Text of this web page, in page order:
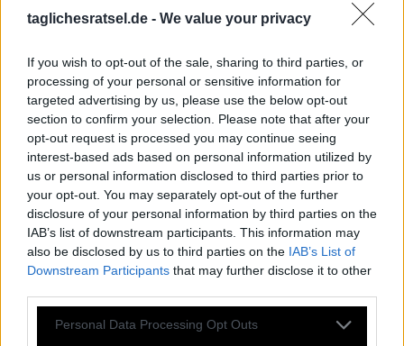
taglichesratsel.de - We value your privacy
If you wish to opt-out of the sale, sharing to third parties, or
processing of your personal or sensitive information for
targeted advertising by us, please use the below opt-out
section to confirm your selection. Please note that after your
opt-out request is processed you may continue seeing
interest-based ads based on personal information utilized by
us or personal information disclosed to third parties prior to
your opt-out. You may separately opt-out of the further
disclosure of your personal information by third parties on the
IAB’s list of downstream participants. This information may
also be disclosed by us to third parties on the IAB’s List of
Downstream Participants that may further disclose it to other
Personal Data Processing Opt Outs
S
O A
P
E
L F T
E
S
C A
R
A
T U
E
G
O B I
Name einer der größten Wüstenregionen der Welt
G
O B
I
Sie kommt direkt vor der Zwölften ins Ziel
E
L F T
E
Diese Seife ist eine Fernsehserie: